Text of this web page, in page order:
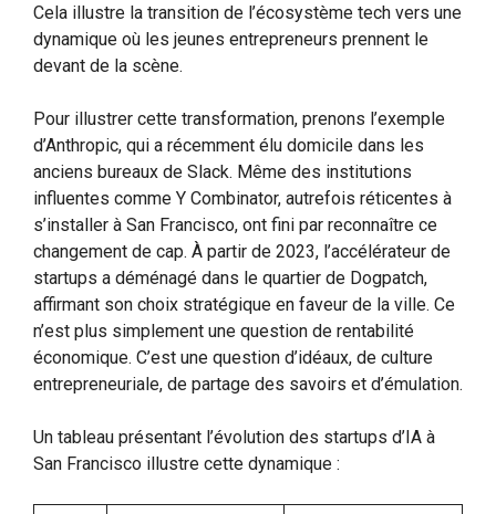
Cela illustre la transition de l’écosystème tech vers une
dynamique où les jeunes entrepreneurs prennent le
devant de la scène.
Pour illustrer cette transformation, prenons l’exemple
d’Anthropic, qui a récemment élu domicile dans les
anciens bureaux de Slack. Même des institutions
influentes comme Y Combinator, autrefois réticentes à
s’installer à San Francisco, ont fini par reconnaître ce
changement de cap. À partir de 2023, l’accélérateur de
startups a déménagé dans le quartier de Dogpatch,
affirmant son choix stratégique en faveur de la ville. Ce
n’est plus simplement une question de rentabilité
économique. C’est une question d’idéaux, de culture
entrepreneuriale, de partage des savoirs et d’émulation.
Un tableau présentant l’évolution des startups d’IA à
San Francisco illustre cette dynamique :